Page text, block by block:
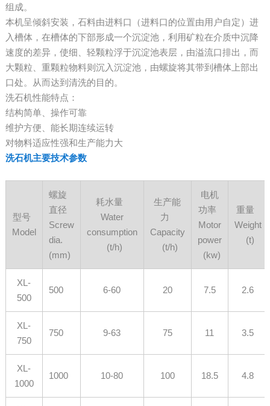
组成。
本机呈倾斜安装，石料由进料口（进料口的位置由用户自定）进
入槽体，在槽体的下部形成一个沉淀池，利用矿粒在介质中沉降
速度的差异，使细、轻颗粒浮于沉淀池表层，由溢流口排出，而
大颗粒、重颗粒物料则沉入沉淀池，由螺旋将其带到槽体上部出
口处。从而达到清洗的目的。
洗石机性能特点：
结构简单、操作可靠
维护方便、能长期连续运转
对物料适应性强和生产能力大
洗石机主要技术参数
型号
Model
螺旋
直径
Screw
dia.
(mm)
耗水量
Water
consumption
(t/h)
生产能
力
Capacity
(t/h)
电机
功率
Motor
power
(kw)
重量
Weight
(t)
XL-
500
500 6-60 20 7.5 2.6
XL-
750
750 9-63 75 11 3.5
XL-
1000
1000 10-80 100 18.5 4.8